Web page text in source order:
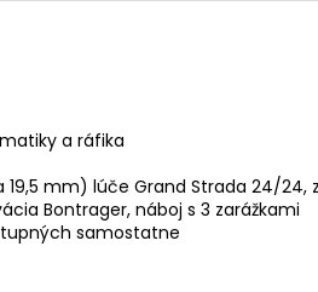
a ráfika
mm) lúče Grand Strada 24/24,
Bontrager, náboj s 3 zarážkami
samostatne